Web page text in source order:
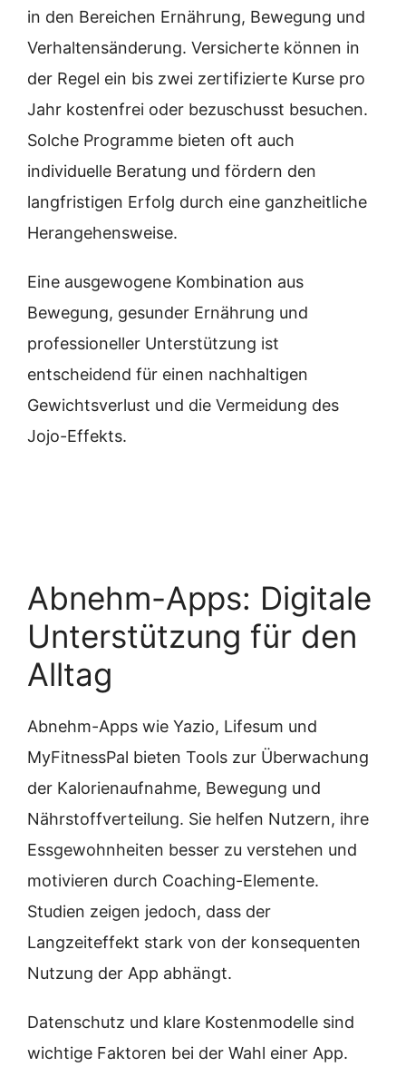
in den Bereichen Ernährung, Bewegung und
Verhaltensänderung. Versicherte können in
der Regel ein bis zwei zertifizierte Kurse pro
Jahr kostenfrei oder bezuschusst besuchen.
Solche Programme bieten oft auch
individuelle Beratung und fördern den
langfristigen Erfolg durch eine ganzheitliche
Herangehensweise.
Eine ausgewogene Kombination aus
Bewegung, gesunder Ernährung und
professioneller Unterstützung ist
entscheidend für einen nachhaltigen
Gewichtsverlust und die Vermeidung des
Jojo-Effekts.
Abnehm-Apps: Digitale
Unterstützung für den
Alltag
Abnehm-Apps wie Yazio, Lifesum und
MyFitnessPal bieten Tools zur Überwachung
der Kalorienaufnahme, Bewegung und
Nährstoffverteilung. Sie helfen Nutzern, ihre
Essgewohnheiten besser zu verstehen und
motivieren durch Coaching-Elemente.
Studien zeigen jedoch, dass der
Langzeiteffekt stark von der konsequenten
Nutzung der App abhängt.
Datenschutz und klare Kostenmodelle sind
wichtige Faktoren bei der Wahl einer App.